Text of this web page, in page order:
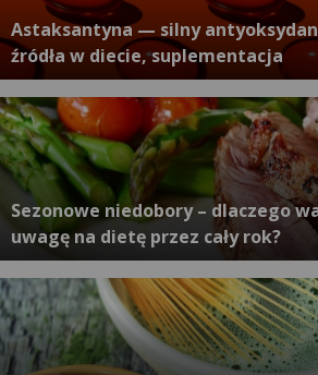
Astaksantyna — silny
źródła w diecie, suplementacja
Sezonowe niedobory – dlaczego
uwagę na dietę przez cały rok?